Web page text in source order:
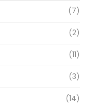
(7)
(2)
(11)
(3)
(14)